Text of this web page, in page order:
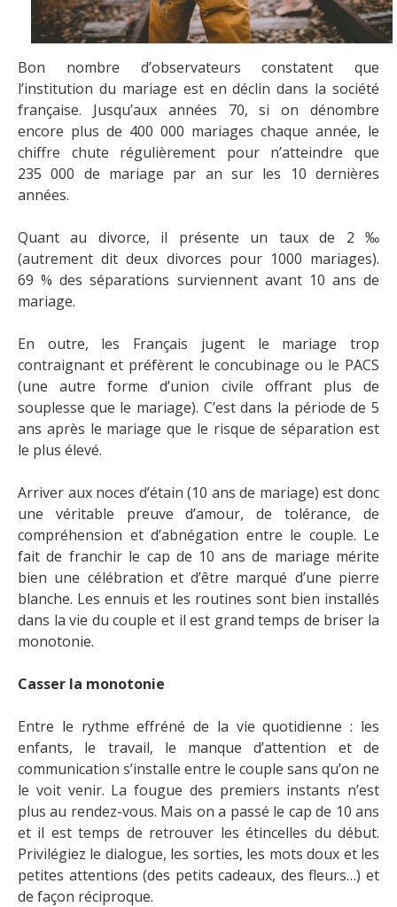
Bon nombre d’observateurs constatent que
l’institution du mariage est en déclin dans la société
française. Jusqu’aux années 70, si on dénombre
encore plus de 400 000 mariages chaque année, le
chiffre chute régulièrement pour n’atteindre que
235 000 de mariage par an sur les 10 dernières
années.
Quant au divorce, il présente un taux de 2 ‰
(autrement dit deux divorces pour 1000 mariages).
69 % des séparations surviennent avant 10 ans de
mariage.
En outre, les Français jugent le mariage trop
contraignant et préfèrent le concubinage ou le PACS
(une autre forme d’union civile offrant plus de
souplesse que le mariage). C’est dans la période de 5
ans après le mariage que le risque de séparation est
le plus élevé.
Arriver aux noces d’étain (10 ans de mariage) est donc
une véritable preuve d’amour, de tolérance, de
compréhension et d’abnégation entre le couple. Le
fait de franchir le cap de 10 ans de mariage mérite
bien une célébration et d’être marqué d’une pierre
blanche. Les ennuis et les routines sont bien installés
dans la vie du couple et il est grand temps de briser la
monotonie.
Casser la monotonie
Entre le rythme effréné de la vie quotidienne : les
enfants, le travail, le manque d’attention et de
communication s’installe entre le couple sans qu’on ne
le voit venir. La fougue des premiers instants n’est
plus au rendez-vous. Mais on a passé le cap de 10 ans
et il est temps de retrouver les étincelles du début.
Privilégiez le dialogue, les sorties, les mots doux et les
petites attentions (des petits cadeaux, des fleurs…) et
de façon réciproque.